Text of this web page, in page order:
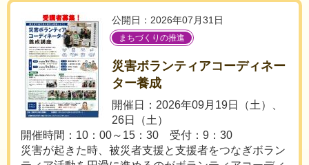
公開日：2026年07月31日
まちづくりの推進
災害ボランティアコーディネー
ター養成
開催日：2026年09月19日（土）、
26日（土）
開催時間：10：00～15：30 受付：9：30
災害が起きた時、被災者支援と支援者をつなぎボラン